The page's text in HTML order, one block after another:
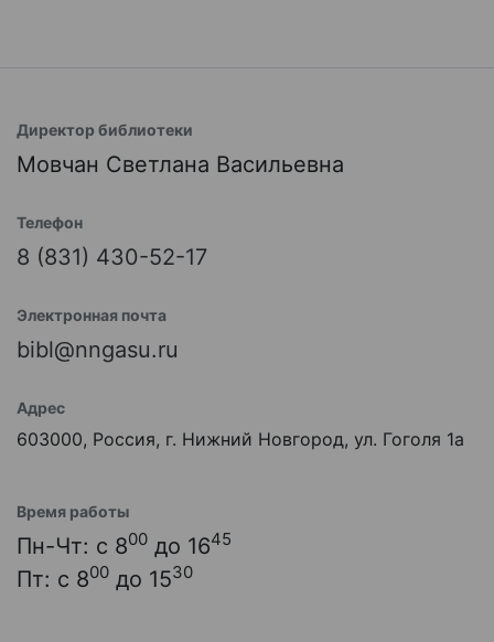
Директор библиотеки
Мовчан Светлана Васильевна
Телефон
8 (831) 430-52-17
Электронная почта
bibl@nngasu.ru
Адрес
603000, Россия, г. Нижний Новгород, ул. Гоголя 1а
Время работы
Пн-Чт: с 800 до 1645
Пт: с 800 до 1530